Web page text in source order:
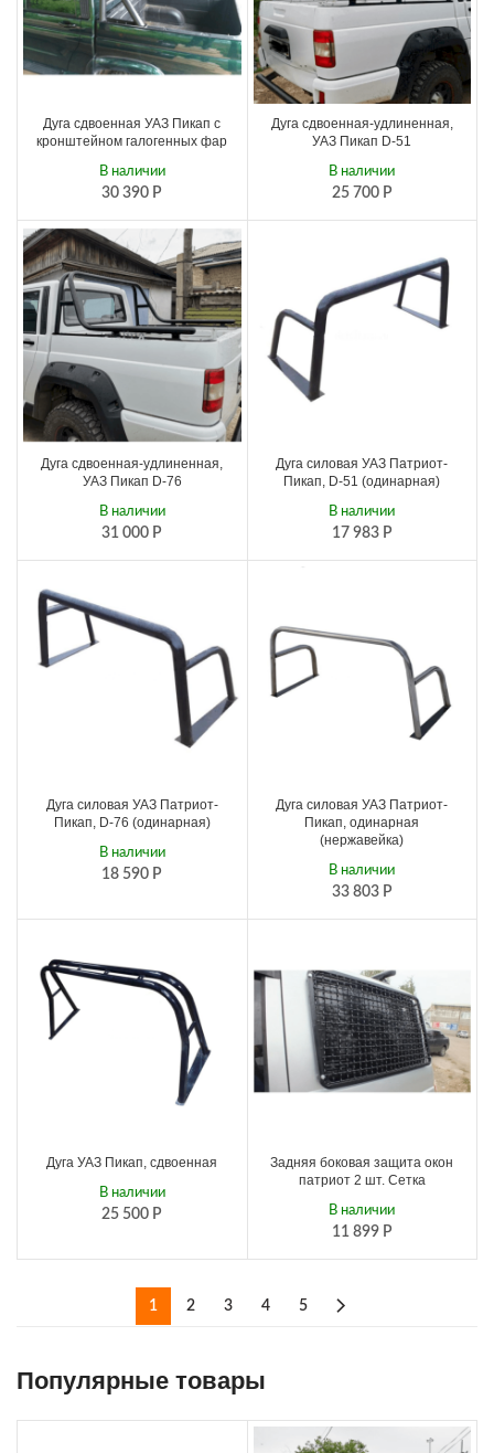
Дуга сдвоенная УАЗ Пикап с
кронштейном галогенных фар
30 390 Р
В наличии
Дуга сдвоенная-удлиненная,
УАЗ Пикап D-51
25 700 Р
В наличии
Дуга сдвоенная-удлиненная,
УАЗ Пикап D-76
31 000 Р
В наличии
Дуга силовая УАЗ Патриот-
Пикап, D-51 (одинарная)
17 983 Р
В наличии
Дуга силовая УАЗ Патриот-
Пикап, D-76 (одинарная)
18 590 Р
В наличии
Дуга силовая УАЗ Патриот-
Пикап, одинарная
(нержавейка)
33 803 Р
В наличии
Дуга УАЗ Пикап, сдвоенная
25 500 Р
В наличии
Задняя боковая защита окон
патриот 2 шт. Сетка
11 899 Р
В наличии
1 2 3 4 5
Популярные товары